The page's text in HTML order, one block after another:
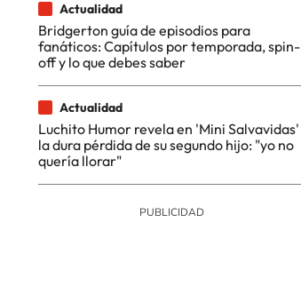
Actualidad
Bridgerton guía de episodios para
fanáticos: Capítulos por temporada, spin-
off y lo que debes saber
Actualidad
Luchito Humor revela en 'Mini Salvavidas'
la dura pérdida de su segundo hijo: "yo no
quería llorar"